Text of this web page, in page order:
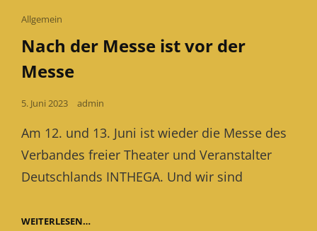
Cat
Allgemein
Nach der Messe ist vor der
Messe
Posted
5. Juni 2023 admin
Am 12. und 13. Juni ist wieder die Messe des
Verbandes freier Theater und Veranstalter
Deutschlands INTHEGA. Und wir sind
WEITERLESEN…NACH